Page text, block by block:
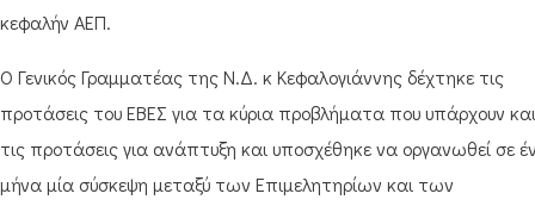
κεφαλήν ΑΕΠ.
Ο Γενικός Γραμματέας της Ν.Δ. κ Κεφαλογιάννης δέχτηκε τις
προτάσεις του ΕΒΕΣ για τα κύρια προβλήματα που υπάρχουν και
τις προτάσεις για ανάπτυξη και υποσχέθηκε να οργανωθεί σε
μήνα μία σύσκεψη μεταξύ των Επιμελητηρίων και των